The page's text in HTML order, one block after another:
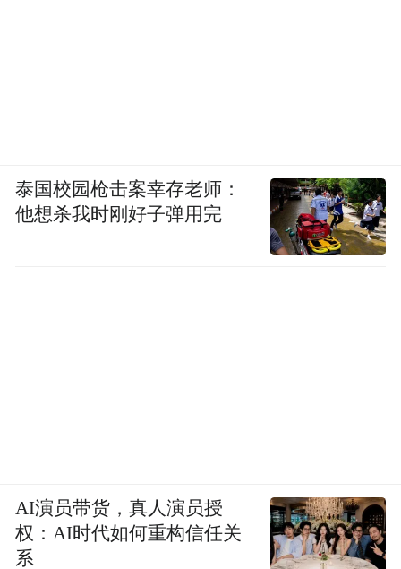
泰国校园枪击案幸存老师：
他想杀我时刚好子弹用完
AI演员带货，真人演员授
权：AI时代如何重构信任关
系